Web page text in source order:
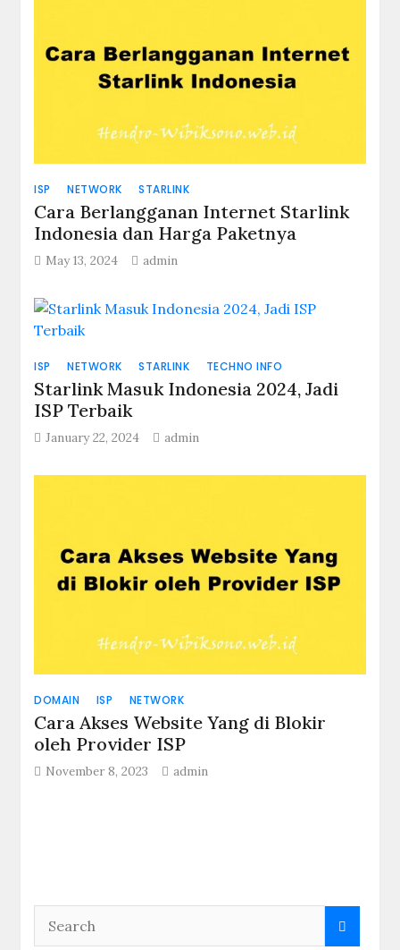
ISP NETWORK STARLINK
Cara Berlangganan Internet Starlink
Indonesia dan Harga Paketnya
May 13, 2024 admin
ISP NETWORK STARLINK TECHNO INFO
Starlink Masuk Indonesia 2024, Jadi
ISP Terbaik
January 22, 2024 admin
DOMAIN ISP NETWORK
Cara Akses Website Yang di Blokir
oleh Provider ISP
November 8, 2023 admin